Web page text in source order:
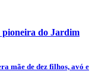
pioneira do Jardim
mãe de dez filhos, avó e